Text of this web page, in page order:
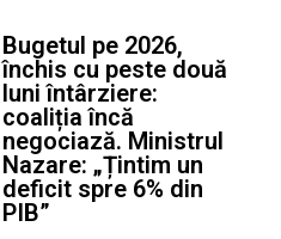
Bugetul pe 2026,
închis cu peste două
luni întârziere:
coaliția încă
negociază. Ministrul
Nazare: „Țintim un
deficit spre 6% din
PIB”